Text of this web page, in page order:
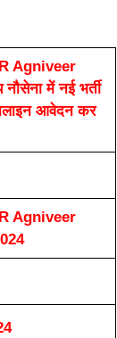
Agniveer
में नई भर्ती
आवेदन कर
Agniveer